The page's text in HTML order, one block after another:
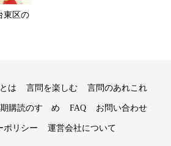
東区の
は 言問を楽しむ 言問のあれこれ
購読のすゝめ FAQ お問い合わせ
ポリシー 運営会社について